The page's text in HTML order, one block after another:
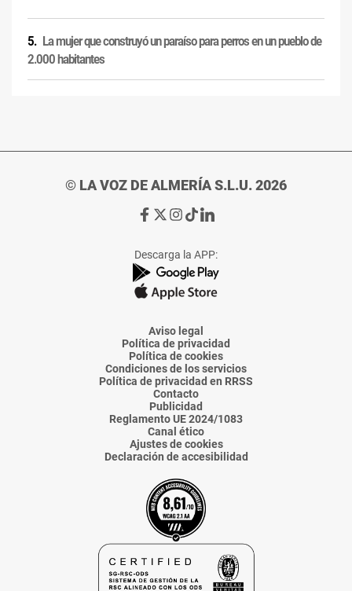
La mujer que construyó un paraíso para perros en un pueblo de
2.000 habitantes
© LA VOZ DE ALMERÍA S.L.U. 2026
Ir
de
La
Voz
Almería
Ir
de
La
Voz
Almería
Ir
de
La
Voz
Almería
Ir
de
La
Voz
Almería
Ir
de
La
Voz
Descarga la APP:
Aviso legal
Política de privacidad
Política de cookies
Condiciones de los servicios
Política de privacidad en RRSS
Contacto
Publicidad
Reglamento UE 2024/1083
Canal ético
Ajustes de cookies
Declaración de accesibilidad